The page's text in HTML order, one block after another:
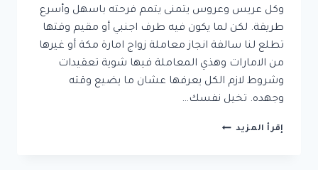
وكل عريس وعروس يتمنى يتمم فرحته باسهل وأسرع
طريقة. لكن لما يكون فيه طرف اجنبي أو مقيم وقتها
تطلع لنا سالفة انجاز معاملة زواج امارة مكة أو غيرها
من الامارات وهذي المعاملة فيها شوية تعقيدات
وشروط لازم الكل يعرفها عشان ما يضيع وقته
وجهده. تخيل نفسك…
إقرأ المزيد انجاز